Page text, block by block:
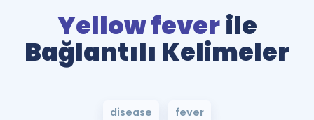
Yellow feverile
Bağlantılı Kelimeler
disease fever